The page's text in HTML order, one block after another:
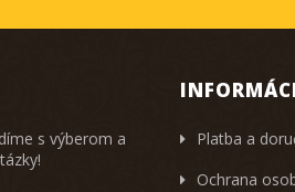
s výberom a
Platba a
Ochrana